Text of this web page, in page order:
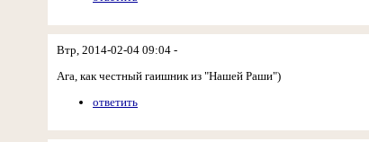
Втр, 2014-02-04 09:04 -
Ага, как честный гаишник из "Нашей Раши")
ответить